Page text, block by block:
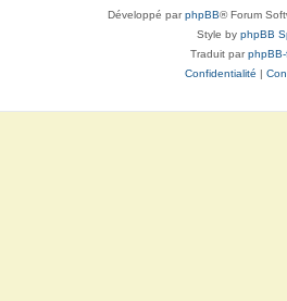
Développé parphpBB® Forum
Style by phpBB
Traduit parphpBB-
Confidentialité